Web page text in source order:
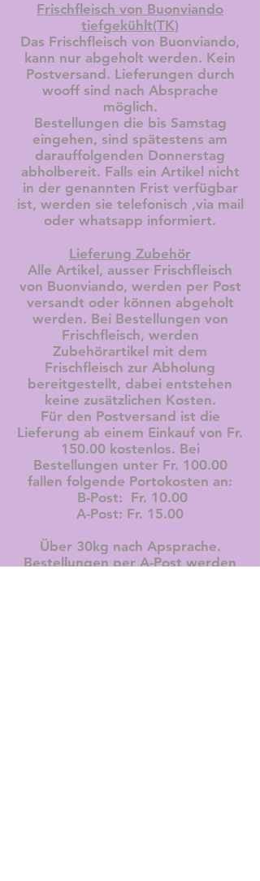
Frischfleisch von Buonviando
tiefgekühlt(TK)
Das Frischfleisch von Buonviando,
kann nur abgeholt werden. Kein
Postversand. Lieferungen durch
wooff sind nach Absprache
möglich.
Bestellungen die bis Samstag
eingehen, sind spätestens am
darauffolgenden Donnerstag
abholbereit. Falls ein Artikel nicht
in der genannten Frist verfügbar
ist, werden sie telefonisch ,via mail
oder whatsapp informiert.
Lieferung Zubehör
Alle Artikel, ausser Frischfleisch
von Buonviando, werden per Post
versandt oder können abgeholt
werden. Bei Bestellungen von
Frischfleisch, werden
Zubehörartikel mit dem
Frischfleisch zur Abholung
bereitgestellt, dabei entstehen
keine zusätzlichen Kosten.
Für den Postversand ist die
Lieferung ab einem Einkauf von Fr.
150.00 kostenlos. Bei
Bestellungen unter Fr. 100.00
fallen folgende Portokosten an:
B-Post: Fr. 10.00
A-Post: Fr. 15.00
Über 30kg nach Apsprache.
Bestellungen per A-Post werden